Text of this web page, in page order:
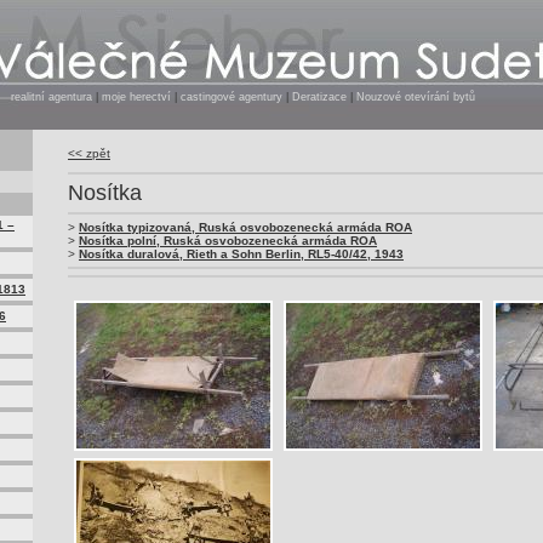
realitní agentura moje herectví castingové agentury Deratizace Nouzové otevírání bytů
–
<< zpět
Nosítka
> Nosítka typizovaná, Ruská osvobozenecká armáda ROA
> Nosítka polní, Ruská osvobozenecká armáda ROA
> Nosítka duralová, Rieth a Sohn Berlin, RL5-40/42, 1943